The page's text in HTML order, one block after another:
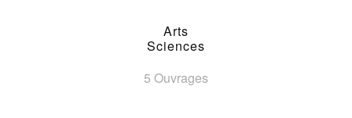
Arts
Sciences
5 Ouvrages